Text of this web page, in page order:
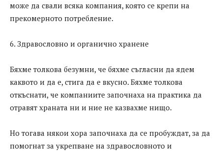
може да свали всяка компания, която се крепи на
прекомерното потребление.
6. Здравословно и органично хранене
Бяхме толкова безумни, че бяхме съгласни да ядем
каквото и да е, стига да е вкусно. Бяхме толкова
откъснати, че компаниите започнаха на практика да
отравят храната ни и ние не казвахме нищо.
Но тогава някои хора започнаха да се пробуждат, за да
помогнат за укрепване на здравословното и